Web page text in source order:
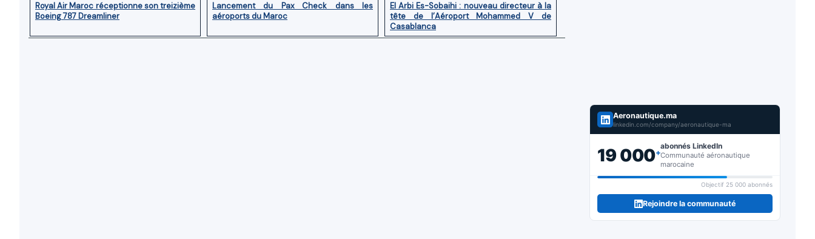
Royal Air Maroc réceptionne son treizième
Boeing 787 Dreamliner
Lancement du Pax Check dans les
aéroports du Maroc
El Arbi Es-Sobaihi : nouveau directeur à la
tête de l’Aéroport Mohammed V de
Casablanca
Aeronautique.ma
linkedin.com/company/aeronautique-ma
19 000+
abonnés LinkedIn
Communauté aéronautique
marocaine
Objectif 25 000 abonnés
Rejoindre la communauté